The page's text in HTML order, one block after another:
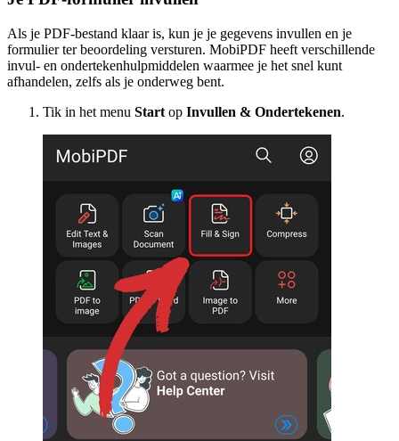
Als je PDF-bestand klaar is, kun je je gegevens invullen en je
formulier ter beoordeling versturen. MobiPDF heeft verschillende
invul- en ondertekenhulpmiddelen waarmee je het snel kunt
afhandelen, zelfs als je onderweg bent.
Tik in het menu Start op Invullen & Ondertekenen.